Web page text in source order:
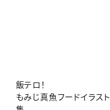
飯テロ！
もみじ真魚フードイラスト